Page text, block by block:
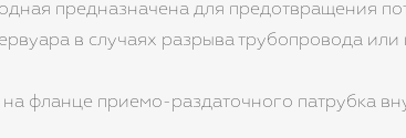
предназначена для предотвращения
в случаях разрыва трубопровода или
фланце приемо-раздаточного патрубка